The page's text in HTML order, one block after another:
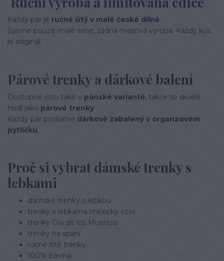
Každý pár je ručně šitý v malé české dílně.
Šijeme pouze malé série, žádná masová výroba. Každý kus
je originál.
Párové trenky a dárkové balení
Dostupné jsou také v pánské variantě, takže se skvěle
hodí jako párové trenky.
Každý pár posíláme dárkově zabalený v organzovém
pytlíčku.
Proč si vybrat dámské trenky s
lebkami
dámské trenky s lebkou
trenky s lebkama mexický vzor
trenky Día de los Muertos
trenky na spaní
ručně šité trenky
100% bavlna